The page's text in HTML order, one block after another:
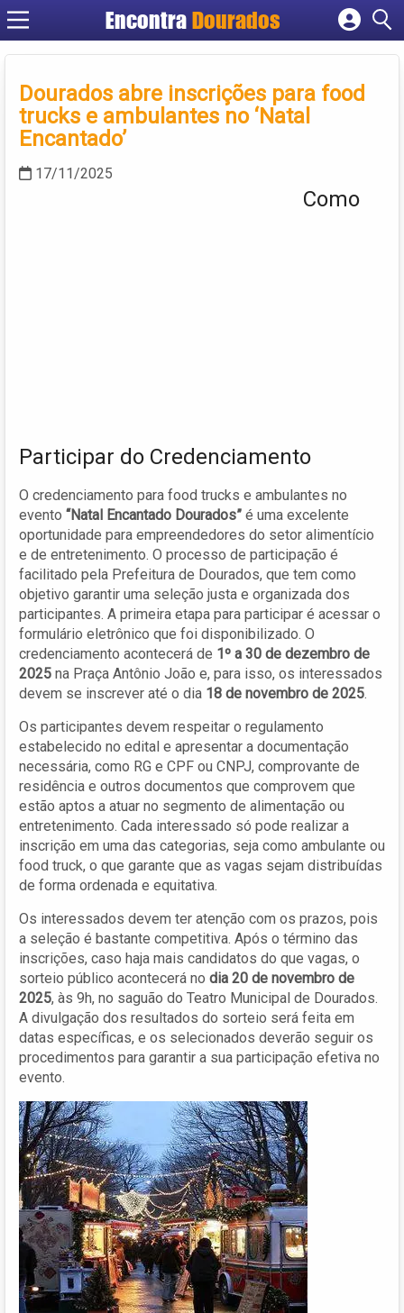
EncontraDourados
Cadastrar empresa
Criar conta
Dourados abre inscrições para food
trucks e ambulantes no ‘Natal
Encantado’
17/11/2025
Como
Participar do Credenciamento
O credenciamento para food trucks e ambulantes no
evento “Natal Encantado Dourados” é uma excelente
oportunidade para empreendedores do setor alimentício
e de entretenimento. O processo de participação é
facilitado pela Prefeitura de Dourados, que tem como
objetivo garantir uma seleção justa e organizada dos
participantes. A primeira etapa para participar é acessar o
formulário eletrônico que foi disponibilizado. O
credenciamento acontecerá de 1º a 30 de dezembro de
2025 na Praça Antônio João e, para isso, os interessados
devem se inscrever até o dia 18 de novembro de 2025.
Os participantes devem respeitar o regulamento
estabelecido no edital e apresentar a documentação
necessária, como RG e CPF ou CNPJ, comprovante de
residência e outros documentos que comprovem que
estão aptos a atuar no segmento de alimentação ou
entretenimento. Cada interessado só pode realizar a
inscrição em uma das categorias, seja como ambulante ou
food truck, o que garante que as vagas sejam distribuídas
de forma ordenada e equitativa.
Os interessados devem ter atenção com os prazos, pois
a seleção é bastante competitiva. Após o término das
inscrições, caso haja mais candidatos do que vagas, o
sorteio público acontecerá no dia 20 de novembro de
2025, às 9h, no saguão do Teatro Municipal de Dourados.
A divulgação dos resultados do sorteio será feita em
datas específicas, e os selecionados deverão seguir os
procedimentos para garantir a sua participação efetiva no
evento.